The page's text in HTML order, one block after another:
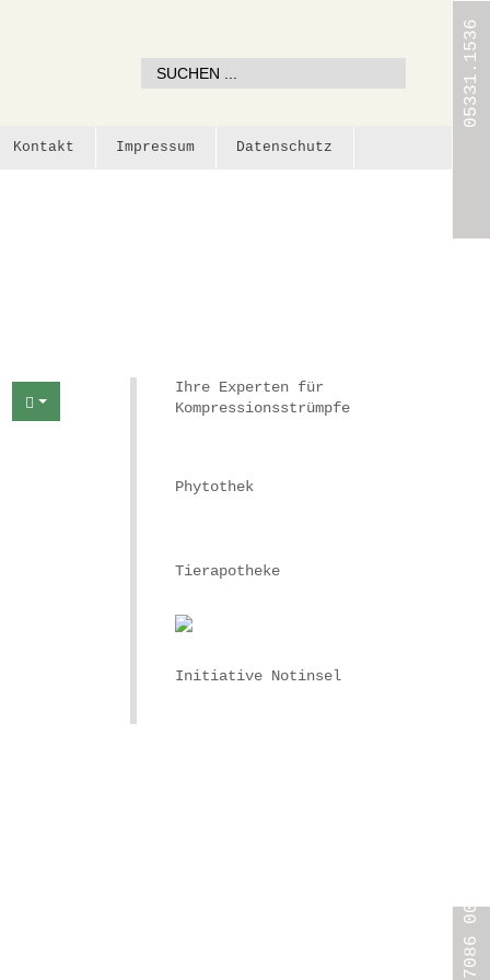
05331.1536
Kontakt Impressum Datenschutz
Ihre Experten für
Kompressionsstrümpfe
Phytothek
Tierapotheke
Initiative Notinsel